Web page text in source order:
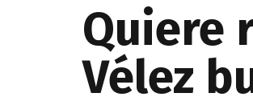
Quiere
Vélez